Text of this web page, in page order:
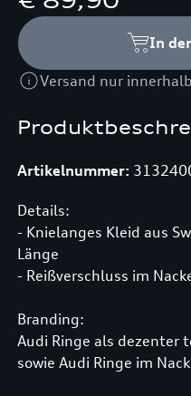
Artikelnummer:
Details:
- Knielanges Kleid aus
Länge
- Reißverschluss im
Branding:
Audi Ringe als dezenter
sowie Audi Ringe im
In
Versand nur